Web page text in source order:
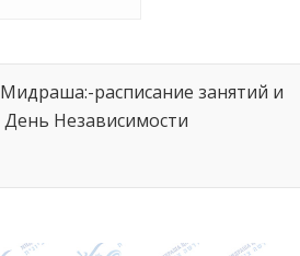
Мидраша:-расписание занятий и
День Независимости